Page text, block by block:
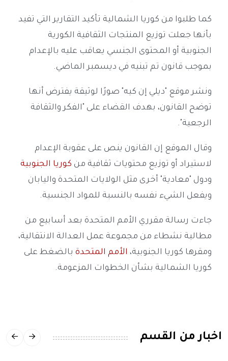
كما طلبوا من كوريا الشمالية تأكيد التقارير التي تفيد
بأنها جعلت توزيع المنتجات الثقافية الكورية
الجنوبية أو المحتوى الجنسي يعاقب عليه بالإعدام
بموجب قانون تم تبنيه في ديسمبر الماضي.
ونشر موقع "ديلي إن كيه" صورًا لوثيقة يفترض أنها
توضح القانون، بهدف القضاء على "الفكر والثقافة
الرجعية".
وقال الموقع إن القانون ينص على عقوبة الإعدام
لاستيراد أو توزيع محتويات ثقافية من كوريا الجنوبية
ودول "معادية" أخرى مثل الولايات المتحدة واليابان
ويفعل الشيء نفسه بالنسبة للمواد الجنسية.
جاءت رسالة مقرري الأمم المتحدة بعد أسابيع من
مطالبة نشطاء من مجموعة عمل العدالة الانتقالية،
ومقرها كوريا الجنوبية، الأمم المتحدة بالضغط على
كوريا الشمالية بشأن الخطوات المزعومة.
اخبار من القسم